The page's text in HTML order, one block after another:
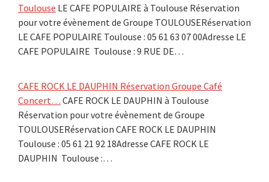
Toulouse LE CAFE POPULAIRE à Toulouse Réservation
pour votre évènement de Groupe TOULOUSERéservation
LE CAFE POPULAIRE Toulouse : 05 61 63 07 00Adresse LE
CAFE POPULAIRE Toulouse : 9 RUE DE…
CAFE ROCK LE DAUPHIN Réservation Groupe Café
Concert… CAFE ROCK LE DAUPHIN à Toulouse
Réservation pour votre évènement de Groupe
TOULOUSERéservation CAFE ROCK LE DAUPHIN
Toulouse : 05 61 21 92 18Adresse CAFE ROCK LE
DAUPHIN Toulouse :…